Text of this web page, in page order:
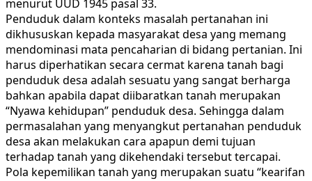
menurut UUD 1945 pasal 33.
Penduduk dalam konteks masalah pertanahan ini
dikhususkan kepada masyarakat desa yang memang
mendominasi mata pencaharian di bidang pertanian. Ini
harus diperhatikan secara cermat karena tanah bagi
penduduk desa adalah sesuatu yang sangat berharga
bahkan apabila dapat diibaratkan tanah merupakan
“Nyawa kehidupan” penduduk desa. Sehingga dalam
permasalahan yang menyangkut pertanahan penduduk
desa akan melakukan cara apapun demi tujuan
terhadap tanah yang dikehendaki tersebut tercapai.
Pola kepemilikan tanah yang merupakan suatu “kearifan